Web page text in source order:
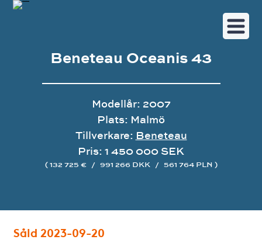
Beneteau Oceanis 43
Modellår: 2007
Plats: Malmö
Tillverkare: Beneteau
Pris: 1 450 000 SEK
( 132 725 € / 991 266 DKK / 561 764 PLN )
Såld 2023-09-20